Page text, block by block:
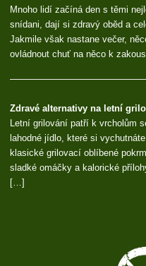
Mnoho lidí začíná den s těmi
snídani, dají si zdravý oběd a
Jakmile však nastane večer,
ovládnout chuť na něco k
Zdravé alternativy na letní
Letní grilování patří k vrcholům
lahodné jídlo, které si
klasické grilovací oblíbené
sladké omáčky a kalorické
[…]